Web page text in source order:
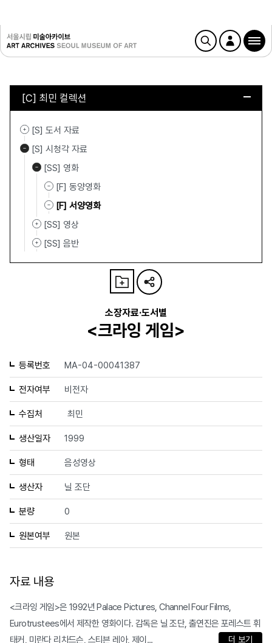
[C] 최민 컬렉션
[S] 도서 자료
[S] 시청각 자료
[SS] 영화
[F] 동양영화
[F] 서양영화
[SS] 영상
[SS] 음반
소장자료·도서별
<크라잉 게임>
등록번호 MA-04-00041387
전자여부 비전자
수집처 최민
생산일자 1999
형태 음성영상
생산자 닐 조단
분량 0
원본여부 원본
자료 내용
<크라잉 게임>은 1992년 Palace Pictures, Channel Four Films,
Eurotrustees에서 제작한 영화이다. 감독은 닐 조단, 출연진은 포레스트 휘
태커, 미란다 리차드슨, 스티븐 레아, 제이...
더 보기